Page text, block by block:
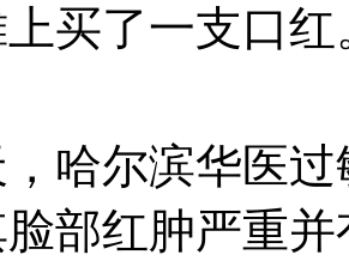
买了一支口
尔滨华医过
部红肿严重